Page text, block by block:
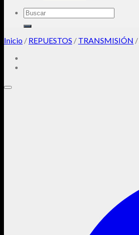
Buscar
por:
Inicio / REPUESTOS / TRANSMISIÓN /